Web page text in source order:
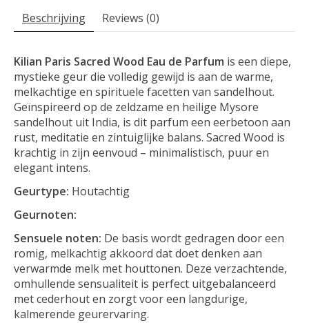
Beschrijving Reviews (0)
Kilian Paris Sacred Wood Eau de Parfum is een diepe,
mystieke geur die volledig gewijd is aan de warme,
melkachtige en spirituele facetten van sandelhout.
Geïnspireerd op de zeldzame en heilige Mysore
sandelhout uit India, is dit parfum een eerbetoon aan
rust, meditatie en zintuiglijke balans. Sacred Wood is
krachtig in zijn eenvoud – minimalistisch, puur en
elegant intens.
Geurtype: Houtachtig
Geurnoten:
Sensuele noten: De basis wordt gedragen door een
romig, melkachtig akkoord dat doet denken aan
verwarmde melk met houttonen. Deze verzachtende,
omhullende sensualiteit is perfect uitgebalanceerd
met cederhout en zorgt voor een langdurige,
kalmerende geurervaring.